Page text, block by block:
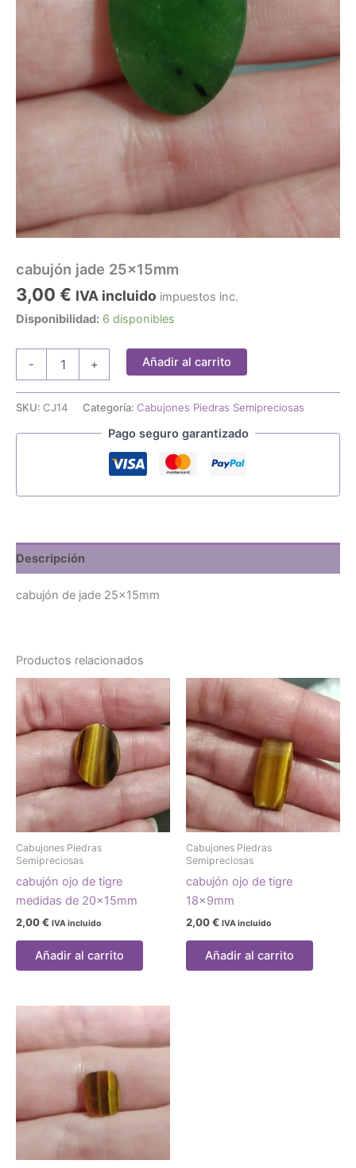
cabujón jade 25x15mm
3,00 € IVA incluido impuestos inc.
Disponibilidad: 6 disponibles
-
cantidad
+ Añadir al carrito
SKU: CJ14 Categoría: Cabujones Piedras Semipreciosas
Pago seguro garantizado
Descripción
cabujón de jade 25x15mm
Productos relacionados
Cabujones Piedras
Semipreciosas
cabujón ojo de tigre
medidas de 20x15mm
2,00€ IVA incluido
Añadir al carrito
Cabujones Piedras
Semipreciosas
cabujón ojo de tigre
18x9mm
2,00€ IVA incluido
Añadir al carrito